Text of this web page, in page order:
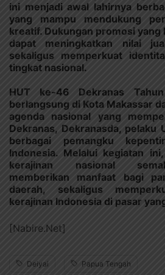
ini menjadi awal lahirnya
yang mampu mendukung
kreatif. Dukungan promosi yang
dapat meningkatkan nilai
sekaligus memperkuat
tingkat nasional.
HUT ke-46 Dekranas
berlangsung di Kota Makassar
agenda nasional yang
Dekranas, Dekranasda, pelaku
berbagai pemangku
Indonesia. Melalui kegiatan
kerajinan nasional
memberikan manfaat bagi
daerah, sekaligus
kerajinan Indonesia di pasar
[Nabire.Net]
Deiyai Papua Tengah